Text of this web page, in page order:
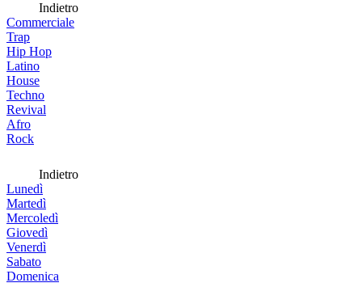
Indietro
Commerciale
Trap
Hip Hop
Latino
House
Techno
Revival
Afro
Rock
Indietro
Lunedì
Martedì
Mercoledì
Giovedì
Venerdì
Sabato
Domenica